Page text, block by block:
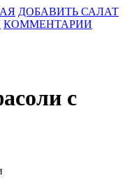
ДОБАВИТЬ САЛАТ
КОММЕНТАРИИ
с